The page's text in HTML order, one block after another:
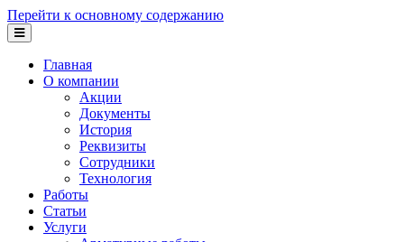
Перейти к основному содержанию
Главная
О компании
Акции
Документы
История
Реквизиты
Сотрудники
Технология
Работы
Статьи
Услуги